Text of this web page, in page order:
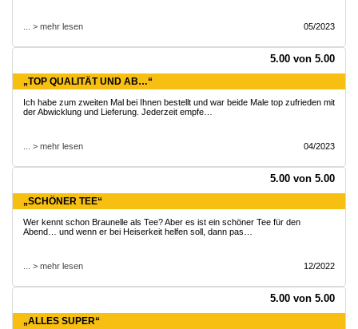
... > mehr lesen 05/2023
5.00 von 5.00
„TOP QUALITÄT UND AB…“
Ich habe zum zweiten Mal bei Ihnen bestellt und war beide Male top zufrieden mit
der Abwicklung und Lieferung. Jederzeit empfe…
... > mehr lesen 04/2023
5.00 von 5.00
„SCHÖNER TEE“
Wer kennt schon Braunelle als Tee? Aber es ist ein schöner Tee für den
Abend… und wenn er bei Heiserkeit helfen soll, dann pas…
... > mehr lesen 12/2022
5.00 von 5.00
„ALLES SUPER“